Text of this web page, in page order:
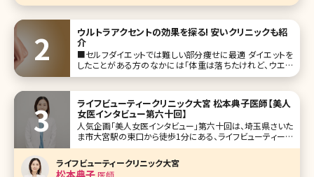
ウルトラアクセントの効果を探る! 安いクリニックも紹
介
■セルフダイエットでは難しい部分痩せに最適 ダイエットを
したことがある方のなかには「体重は落ちたけれど、ウエス
トがあまり細くならない」「上半身ばかりが痩せて下半身はほ
ライフビューティークリニック大宮 松本典子医師【美人
女医インタビュー第六十回】
人気企画「美人女医インタビュー」第六十回は、埼玉県さいた
ま市大宮駅の東口から徒歩1分にある、ライフビューティーク
リニック大宮で院長を務める松本典子（まつもとのりこ）先生
です。 美肌、たるみ、婦人科形成を3本柱に、"患者さんと共に
歳を重ねていきたい"との想いから、通いやすい価格帯で美容
ライフビューティークリニック大宮